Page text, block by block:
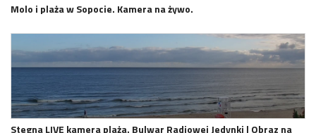
Molo i plaża w Sopocie. Kamera na żywo.
Stegna LIVE kamera plaża. Bulwar Radiowej Jedynki | Obraz na